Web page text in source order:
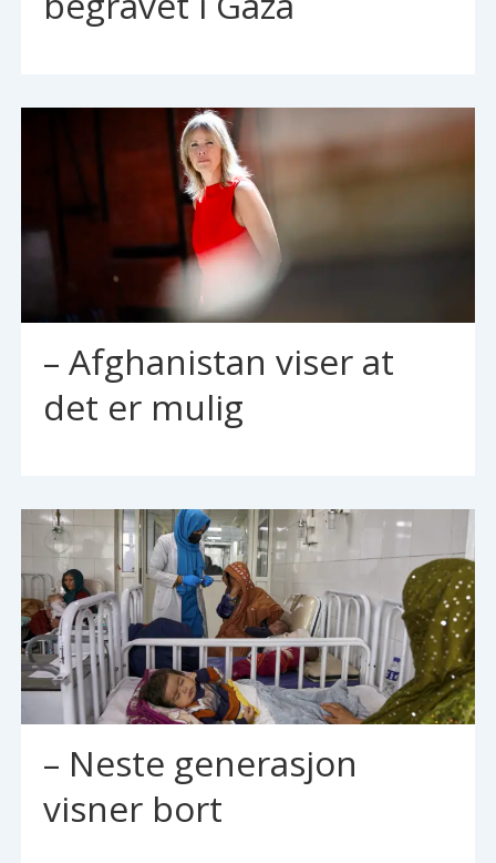
– Afghanistan viser at
det er mulig
– Neste generasjon
visner bort